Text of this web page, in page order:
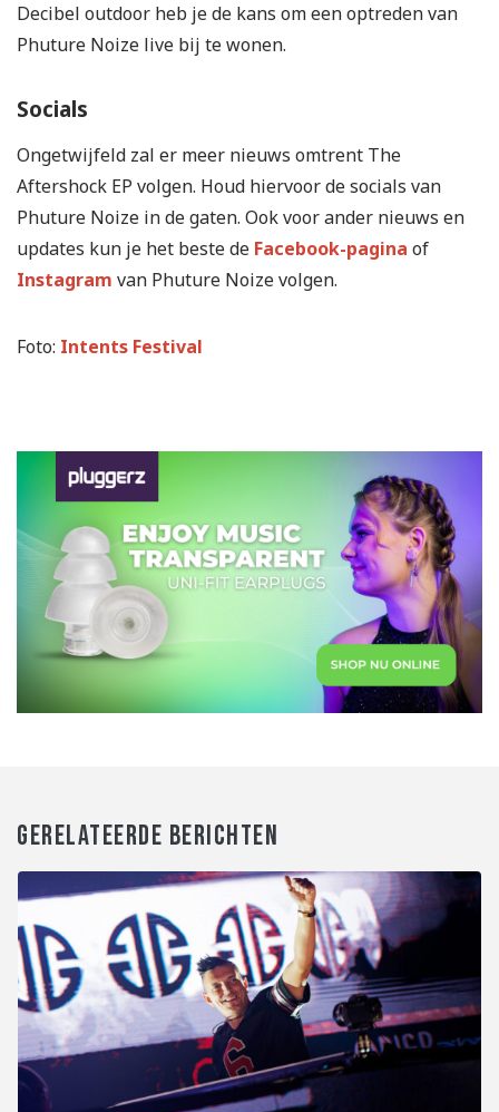
Decibel outdoor heb je de kans om een optreden van
Phuture Noize live bij te wonen.
Socials
Ongetwijfeld zal er meer nieuws omtrent The
Aftershock EP volgen. Houd hiervoor de socials van
Phuture Noize in de gaten. Ook voor ander nieuws en
updates kun je het beste de Facebook-pagina of
Instagram van Phuture Noize volgen.
Foto: Intents Festival
GERELATEERDE BERICHTEN